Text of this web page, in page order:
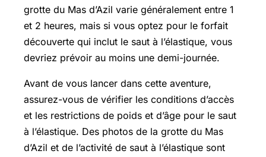
grotte du Mas d’Azil varie généralement entre 1
et 2 heures, mais si vous optez pour le forfait
découverte qui inclut le saut à l’élastique, vous
devriez prévoir au moins une demi-journée.
Avant de vous lancer dans cette aventure,
assurez-vous de vérifier les conditions d’accès
et les restrictions de poids et d’âge pour le saut
à l’élastique. Des photos de la grotte du Mas
d’Azil et de l’activité de saut à l’élastique sont